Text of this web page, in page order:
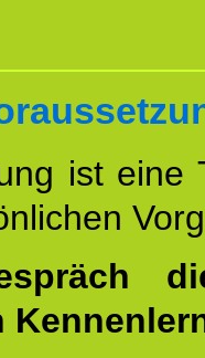
ist eine